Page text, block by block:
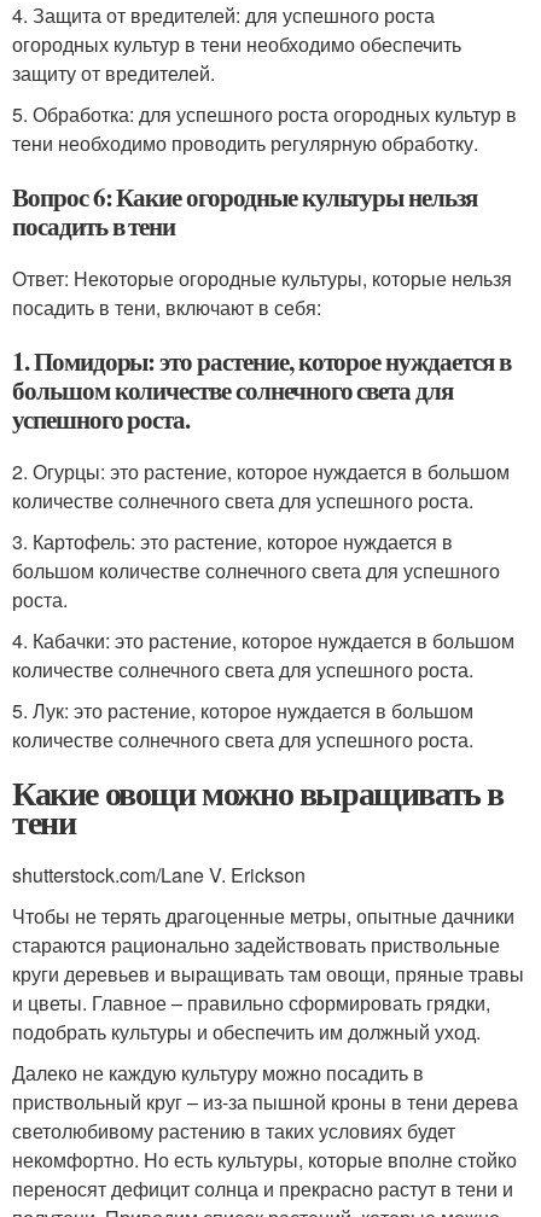
4. Защита от вредителей: для успешного роста
огородных культур в тени необходимо обеспечить
защиту от вредителей.
5. Обработка: для успешного роста огородных культур в
тени необходимо проводить регулярную обработку.
Вопрос 6: Какие огородные культуры нельзя
посадить в тени
Ответ: Некоторые огородные культуры, которые нельзя
посадить в тени, включают в себя:
1. Помидоры: это растение, которое нуждается в
большом количестве солнечного света для
успешного роста.
2. Огурцы: это растение, которое нуждается в большом
количестве солнечного света для успешного роста.
3. Картофель: это растение, которое нуждается в
большом количестве солнечного света для успешного
роста.
4. Кабачки: это растение, которое нуждается в большом
количестве солнечного света для успешного роста.
5. Лук: это растение, которое нуждается в большом
количестве солнечного света для успешного роста.
Какие овощи можно выращивать в
тени
shutterstock.com/Lane V. Erickson
Чтобы не терять драгоценные метры, опытные дачники
стараются рационально задействовать приствольные
круги деревьев и выращивать там овощи, пряные травы
и цветы. Главное – правильно сформировать грядки,
подобрать культуры и обеспечить им должный уход.
Далеко не каждую культуру можно посадить в
приствольный круг – из-за пышной кроны в тени дерева
светолюбивому растению в таких условиях будет
некомфортно. Но есть культуры, которые вполне стойко
переносят дефицит солнца и прекрасно растут в тени и